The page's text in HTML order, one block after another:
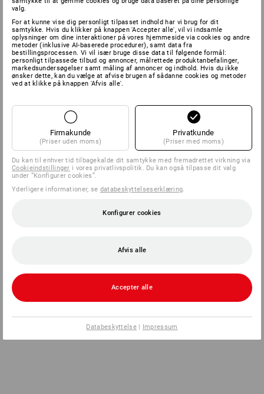
valg.
For at kunne vise dig personligt tilpasset indhold har vi brug for dit
samtykke. Hvis du klikker på knappen 'Accepter alle', vil vi indsamle
oplysninger om dine interaktioner på vores hjemmeside via cookies og andre
metoder (inklusive AI-baserede procedurer), samt data fra
bestillingsprocessen. Vi vil især bruge disse data til følgende formål:
personligt tilpassede tilbud og annoncer, målrettede produktanbefalinger,
markedsundersøgelser samt måling af annoncer og indhold. Hvis du ikke
ønsker dette, kan du vælge at afvise brugen af sådanne cookies og metoder
ved at klikke på knappen 'Afvis alle'.
Firmakunde
(Priser uden moms)
Privatkunde
(Priser med moms)
Du kan til enhver tid tilbagekalde dit samtykke med fremadrettet virkning via
Cookieindstillinger i vores privatlivspolitik. Du kan også tilpasse dit valg
under ”Konfigurer cookies”.
Yderligere informationer, se databeskyttelseserklæring
Konfigurer cookies
Afvis alle
Accepter alle
Databeskyttelse| Impressum